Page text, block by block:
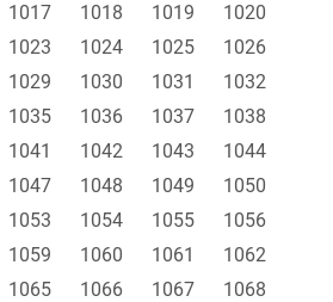
1017 1018 1019
1020
1023 1024 1025
1026
1029 1030 1031
1032
1035 1036 1037
1038
1041 1042 1043
1044
1047 1048 1049
1050
1053 1054 1055
1056
1059 1060 1061
1062
1065 1066 1067
1068